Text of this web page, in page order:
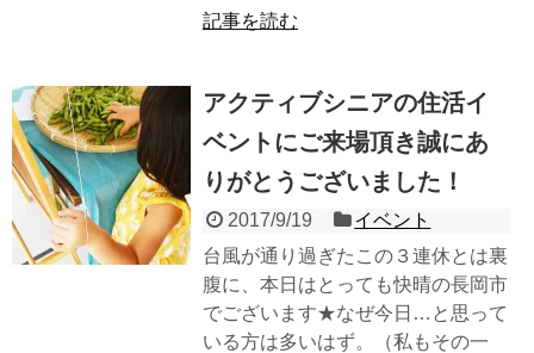
記事を読む
アクティブシニアの住活イ
ベントにご来場頂き誠にあ
りがとうございました！
2017/9/19
イベント
台風が通り過ぎたこの３連休とは裏
腹に、本日はとっても快晴の長岡市
でございます★なぜ今日…と思って
いる方は多いはず。（私もその一